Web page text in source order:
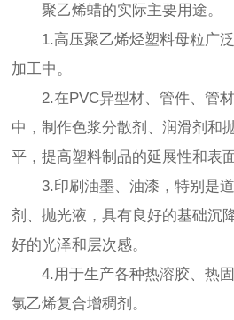
聚乙烯蜡的实际主要用途。
1.高压聚乙烯烃塑料母粒广
加工中。
2.在PVC异型材、管件、管
中，制作色浆分散剂、润滑剂和
平，提高塑料制品的延展性和表
3.印刷油墨、油漆，特别是
剂、抛光液，具有良好的基础沉
好的光泽和层次感。
4.用于生产各种热溶胶、热
氯乙烯复合增稠剂。